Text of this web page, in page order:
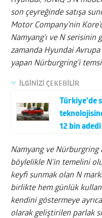
son çeyreğinde satışa
Motor Company’nin
Namyang’ı ve N
zamanda Hyundai Avrupa
yapan Nürburgring’i
İLGİNİZİ ÇEKEBİLİR
Türkiye’de
12 bin
Namyang ve Nürburgring
böylelikle N’in temelini
keyfi sunmak olan N
birlikte hem günlük
kendini göstermeye
olarak geliştirilen parlak